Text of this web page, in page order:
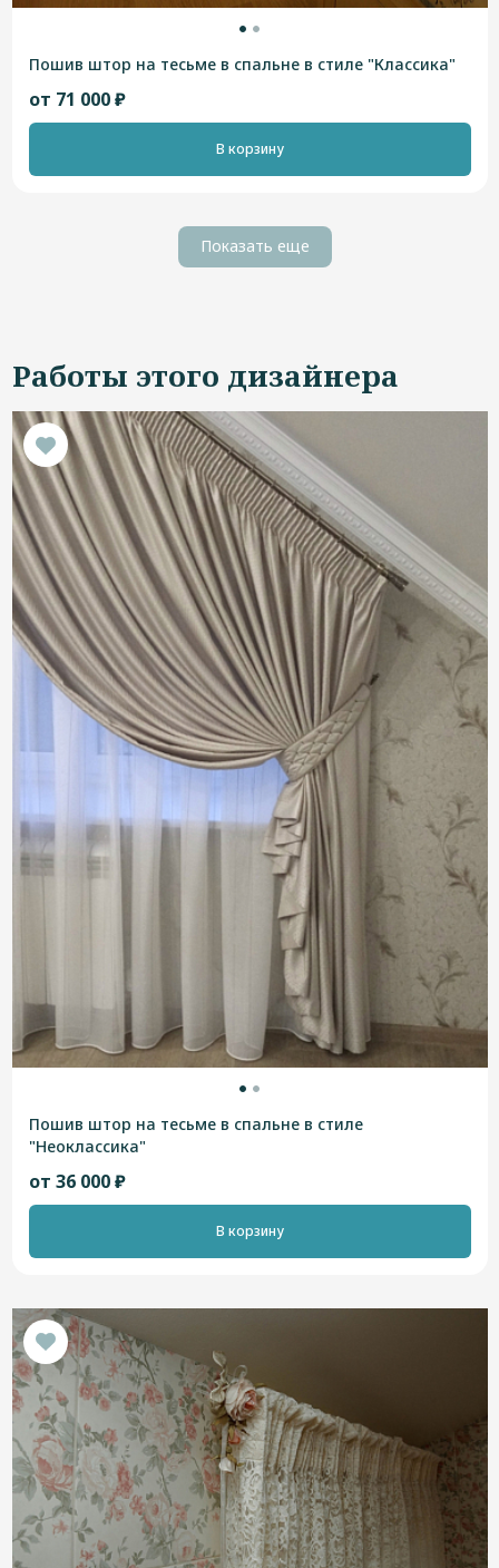
Пошив штор на тесьме в спальне в стиле "Классика"
от 71 000 ₽
В корзину
Показать еще
Работы этого дизайнера
Пошив штор на тесьме в спальне в стиле
"Неоклассика"
от 36 000 ₽
В корзину